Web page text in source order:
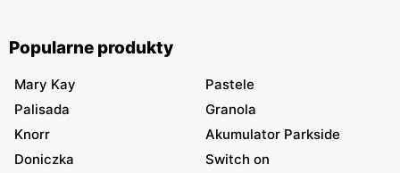
Popularne produkty
Mary Kay
Pastele
Palisada
Granola
Knorr
Akumulator Parkside
Doniczka
Switch on